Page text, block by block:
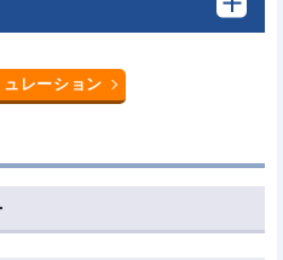
ュレーション